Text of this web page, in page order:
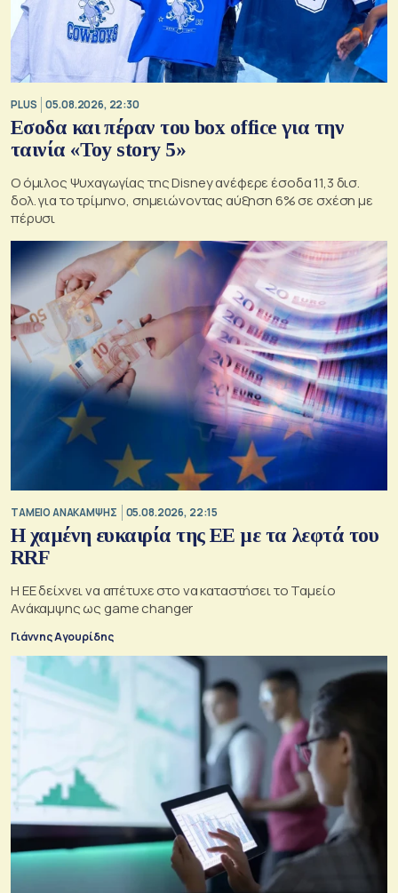
PLUS 05.08.2026, 22:30
Εσοδα και πέραν του box office για την
ταινία «Toy story 5»
Ο όμιλος Ψυχαγωγίας της Disney ανέφερε έσοδα 11,3 δισ.
δολ. για το τρίμηνο, σημειώνοντας αύξηση 6% σε σχέση με
πέρυσι
ΤΑΜΕΙΟ ΑΝΑΚΑΜΨΗΣ 05.08.2026, 22:15
Η χαμένη ευκαιρία της ΕΕ με τα λεφτά του
RRF
Η ΕΕ δείχνει να απέτυχε στο να καταστήσει το Ταμείο
Ανάκαμψης ως game changer
Γιάννης Αγουρίδης